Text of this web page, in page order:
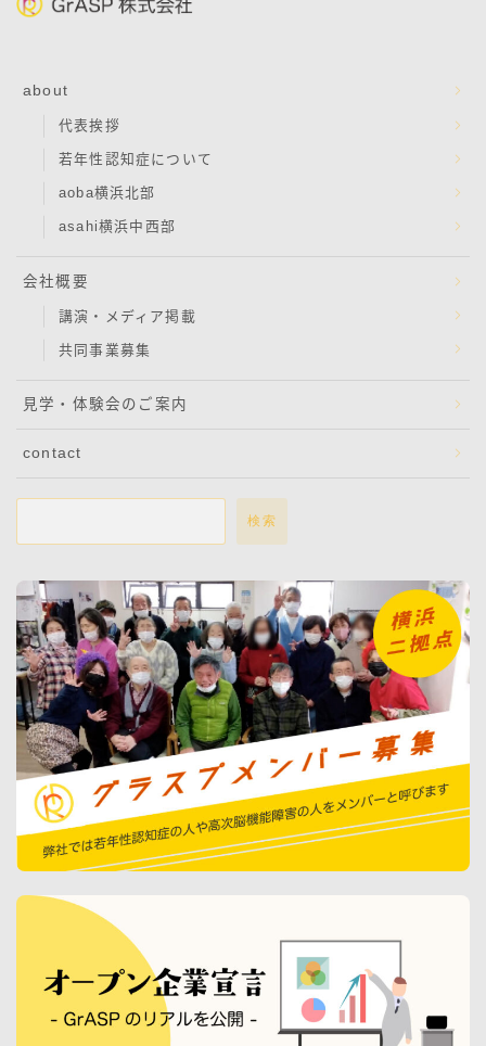
about
代表挨拶
若年性認知症について
aoba横浜北部
asahi横浜中西部
会社概要
講演・メディア掲載
共同事業募集
見学・体験会のご案内
contact
検索